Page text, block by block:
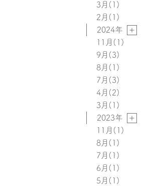
3月 (1)
2月 (1)
2024年
11月 (1)
9月 (3)
8月 (1)
7月 (3)
4月 (2)
3月 (1)
2023年
11月 (1)
8月 (1)
7月 (1)
6月 (1)
5月 (1)